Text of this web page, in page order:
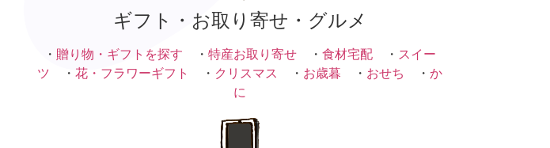
ギフト・お取り寄せ・グルメ
・ 贈り物・ギフトを探す ・ 特産お取り寄せ ・ 食材宅配 ・ スイー
ツ ・ 花・フラワーギフト ・ クリスマス ・ お歳暮 ・ おせち ・ か
に